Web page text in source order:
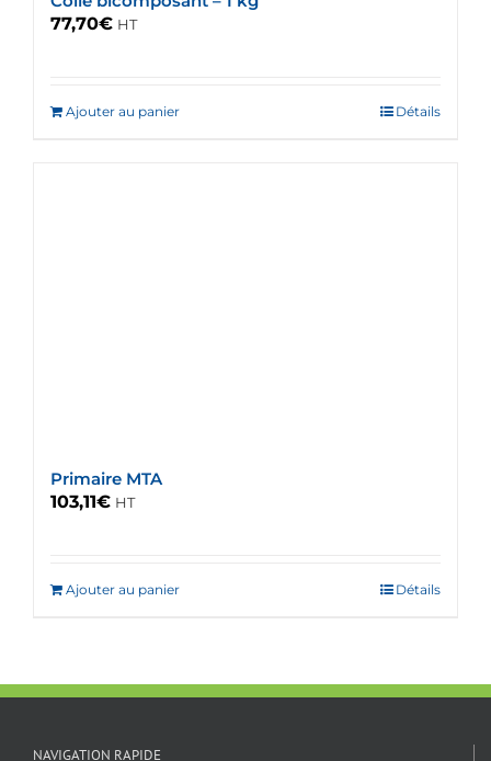
77,70€ HT
Ajouter au panier Détails
Primaire MTA
103,11€ HT
Ajouter au panier Détails
NAVIGATION RAPIDE